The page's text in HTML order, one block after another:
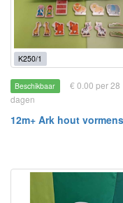
K250/1
Beschikbaar
€ 0.00 per 28
dagen
12m+ Ark hout